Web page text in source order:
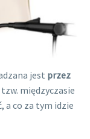
jest przez
międzyczasie
a co za tym idzie